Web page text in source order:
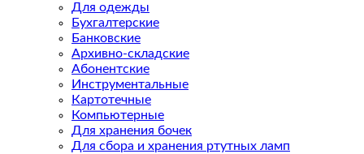
Для одежды
Бухгалтерские
Банковские
Архивно-складские
Абонентские
Инструментальные
Картотечные
Компьютерные
Для хранения бочек
Для сбора и хранения ртутных ламп